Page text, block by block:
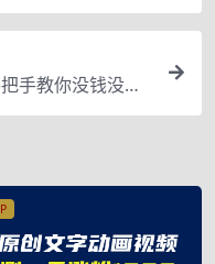
法，一部手机月入3W
手教你没钱没人